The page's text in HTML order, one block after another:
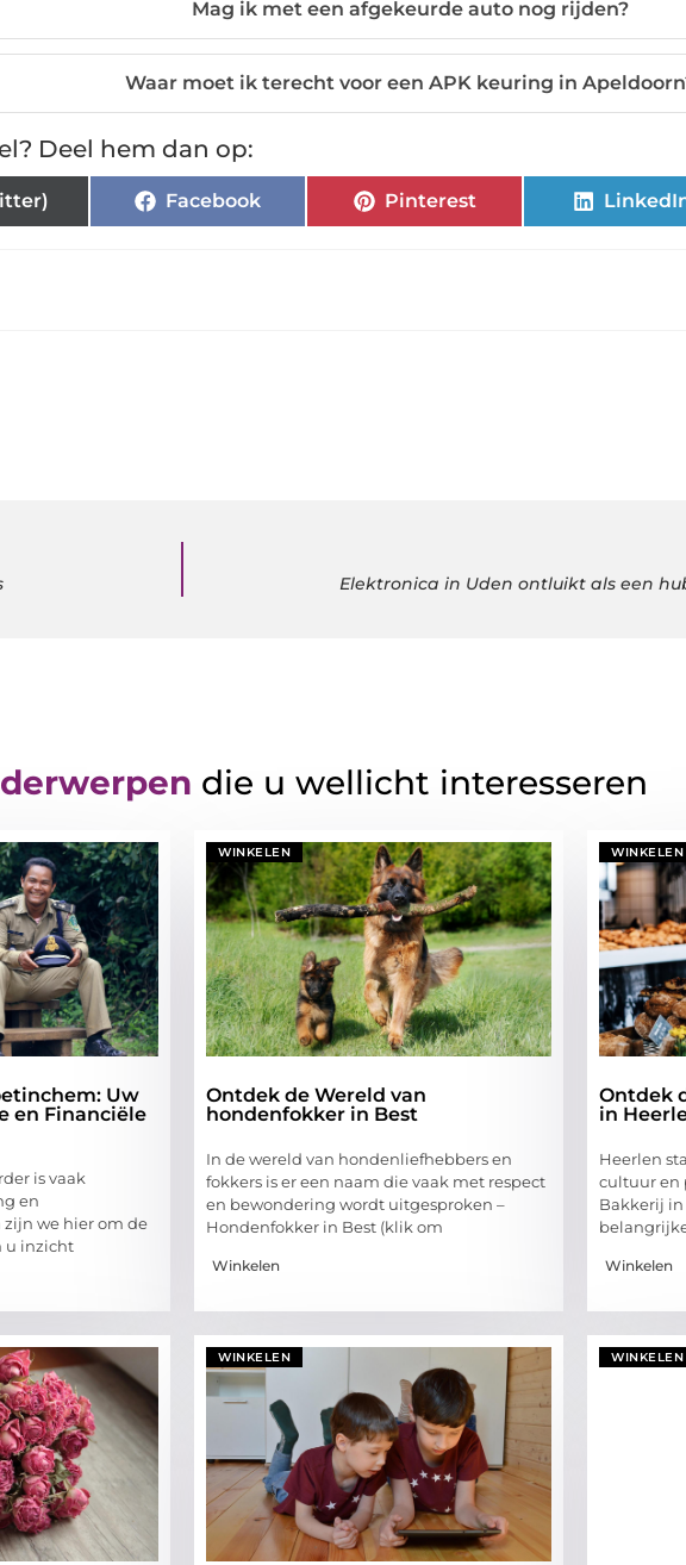
Mag ik met een afgekeurde auto nog rijden?
Waar moet ik terecht voor een APK keuring in
Deel hem dan op:
Facebook Pinterest
Elektronica in Uden ontluikt als een
die u wellicht interesseren
Uw
en Financiële
is vaak
en
we hier om de
u inzicht
WINKELEN
Ontdek de Wereld van
hondenfokker in Best
In de wereld van hondenliefhebbers en
fokkers is er een naam die vaak met respect
en bewondering wordt uitgesproken –
Hondenfokker in Best (klik om
Winkelen
WINKELEN
Ontdek
in
Heerlen
cultuur en
Bakkerij in
Winkelen
WINKELEN WINKELEN